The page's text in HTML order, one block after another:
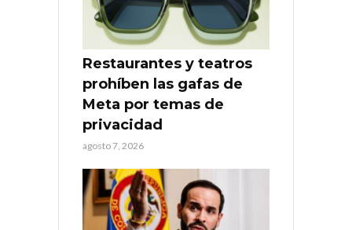
Restaurantes y teatros
prohíben las gafas de
Meta por temas de
privacidad
agosto 7, 2026